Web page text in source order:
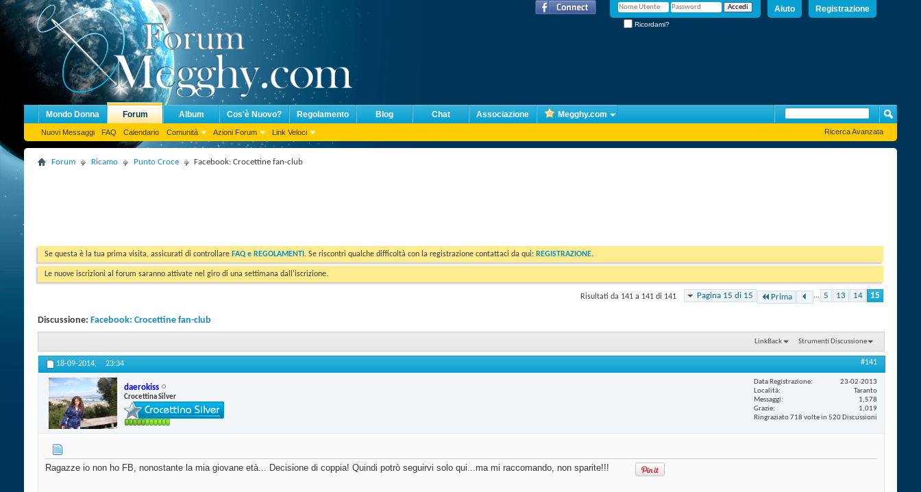
Registrazione
Aiuto
Ricordami?
Mondo Donna Forum
Nuovi Messaggi FAQ Calendario Comunità Azioni Forum Link Veloci
Album Cos'è Nuovo? Regolamento Blog Chat Associazione Megghy.com
Ricerca Avanzata
Forum Ricamo Punto Croce Facebook: Crocettine fan-club
Se questa è la tua prima visita, assicurati di controllare FAQ e REGOLAMENTI . Se riscontri qualche difficoltà con la registrazione contattaci da qui: REGISTRAZIONE.
Le nuove iscrizioni al forum saranno attivate nel giro di una settimana dall'iscrizione.
Pagina 15 di 15 Prima ... 5 13 14 15
Risultati da 141 a 141 di 141
Discussione: Facebook: Crocettine fan-club
LinkBack Strumenti Discussione
18-09-2014, 23:34 #141
daerokiss
Crocettina Silver
Data Registrazione
23-02-2013
Località
Taranto
Messaggi
1,578
Grazie
1,019
Ringraziato 718 volte in 520 Discussioni
Ragazze io non ho FB, nonostante la mia giovane età... Decisione di coppia! Quindi potrò seguirvi solo qui...ma mi raccomando, non sparite!!!